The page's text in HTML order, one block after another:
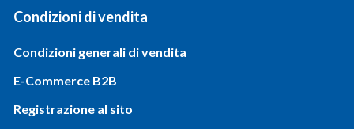
Condizioni di vendita
Condizioni generali di vendita
E-Commerce B2B
Registrazione al sito